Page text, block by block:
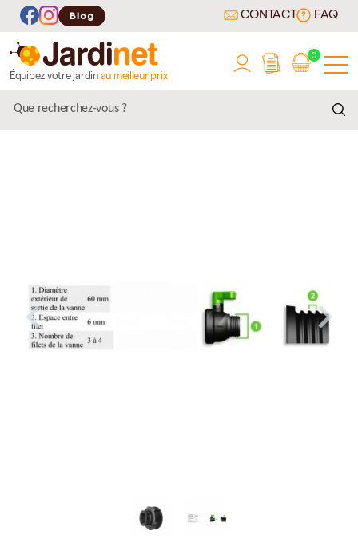
Blog CONTACT FAQ
Équipez votre jardin au meilleur prix
0